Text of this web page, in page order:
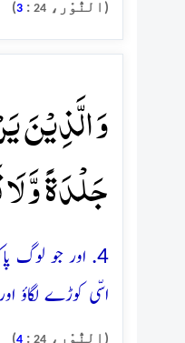
(النُّوْر، 24
:
3
)
وَ الَّذِیۡنَ
جَلۡدَۃً وَّ
4. اور جو لوگ
اسّی کوڑے لگاؤ
(النُّوْر، 24
:
4
)